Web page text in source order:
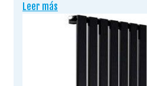
Leer más